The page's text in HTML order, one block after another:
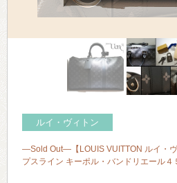
ルイ・ヴィトン
—Sold Out—【LOUIS VUITTON ルイ・
プスライン キーポル・バンドリエール４
> よく
> ホー
> 古物
> お問